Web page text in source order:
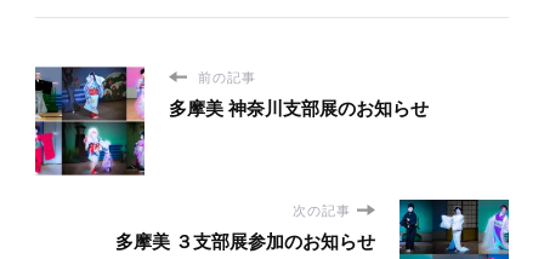
前の記事
多摩美 神奈川支部展のお知らせ
次の記事
多摩美 ３支部展参加のお知らせ